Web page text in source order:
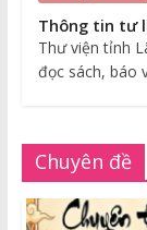
Thông tin tư
Thư viện tỉnh
đọc sách, báo
Chuyên đề